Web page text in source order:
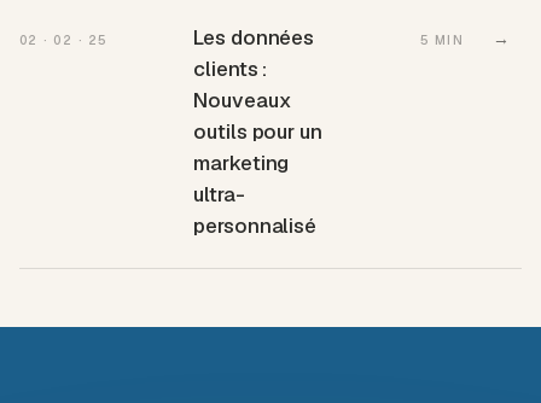
02 · 02 · 25
Les données
clients :
Nouveaux
outils pour un
marketing
ultra-
personnalisé
5 MIN →